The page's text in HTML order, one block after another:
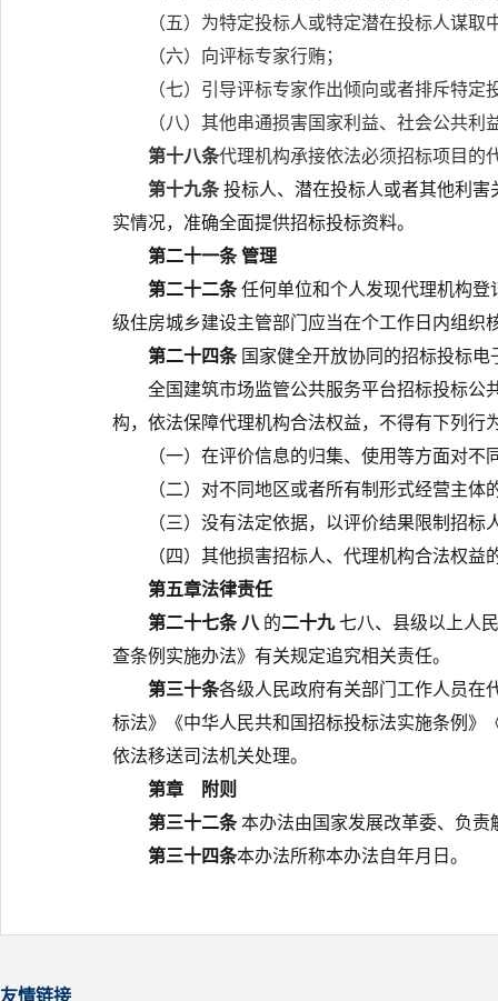
（五）为特定投标人或特定潜在投标人谋取
（六）向评标专家行贿；
（七）引导评标专家作出倾向或者排斥特定
（八）其他串通损害国家利益、社会公共利
第十八条代理机构承接依法必须招标项目的
第十九条 投标人、潜在投标人或者其他利
实情况，准确全面提供招标投标资料。
第二十一条 管理
第二十二条任何单位和个人发现代理机构
级住房城乡建设主管部门应当在个工作日内组织
第二十四条 国家健全开放协同的招标投标
全国建筑市场监管公共服务平台招标投标公
构，依法保障代理机构合法权益，不得有下列行
（一）在评价信息的归集、使用等方面对
（二）对不同地区或者所有制形式经营主
（三）没有法定依据，以评价结果限制招
（四）其他损害招标人、代理机构合法权益
第五章法律责任
第二十七条 八 的二十九 七八、 县级以上人
查条例实施办法》有关规定追究相关责任。
第三十条各级人民政府有关部门工作人员在
标法》《中华人民共和国招标投标法实施条例》
依法移送司法机关处理。
第章 附则
第三十二条本办法由国家发展改革委、 负责
第三十四条本办法所称本办法自年月 日 。
友情链接